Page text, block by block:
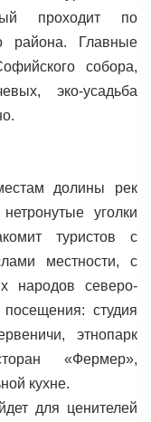
проходит по
района. Главные
собора,
эко-усадьба
долины рек
уголки
туристов с
местности, с
народов северо-
студия
этнопарк
«Фермер»,
кухне.
для ценителей